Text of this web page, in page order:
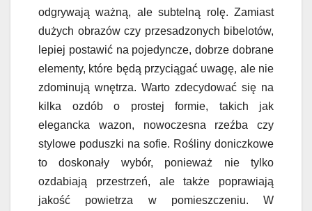
odgrywają ważną, ale subtelną rolę. Zamiast
dużych obrazów czy przesadzonych bibelotów,
lepiej postawić na pojedyncze, dobrze dobrane
elementy, które będą przyciągać uwagę, ale nie
zdominują wnętrza. Warto zdecydować się na
kilka ozdób o prostej formie, takich jak
elegancka wazon, nowoczesna rzeźba czy
stylowe poduszki na sofie. Rośliny doniczkowe
to doskonały wybór, ponieważ nie tylko
ozdabiają przestrzeń, ale także poprawiają
jakość powietrza w pomieszczeniu. W